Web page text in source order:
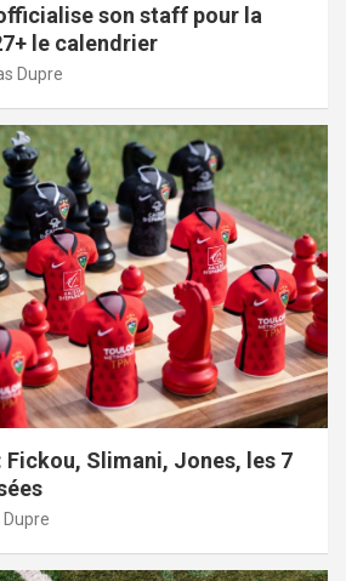
son staff pour la
le calendrier
Dupre
Fickou, Slimani, Jones, les 7
Dupre